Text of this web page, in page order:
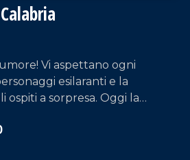
Vi aspettano ogni
esilaranti e la
ospiti a sorpresa. Oggi la
a Louis Armstrong.